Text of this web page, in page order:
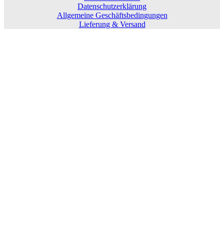
Datenschutzerklärung
Allgemeine Geschäftsbedingungen
Lieferung & Versand